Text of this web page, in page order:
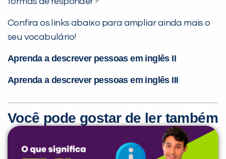
Confira os links abaixo para ampliar ainda mais o
seu vocabulário!
Aprenda a descrever pessoas em inglês II
Aprenda a descrever pessoas em inglês III
Você pode gostar de ler também